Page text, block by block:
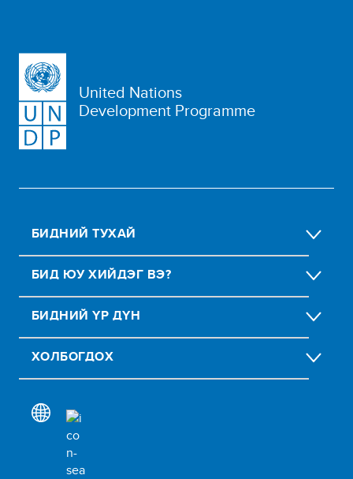
United Nations
Development Programme
БИДНИЙ ТУХАЙ
БИД ЮУ ХИЙДЭГ ВЭ?
БИДНИЙ ҮР ДҮН
ХОЛБОГДОХ